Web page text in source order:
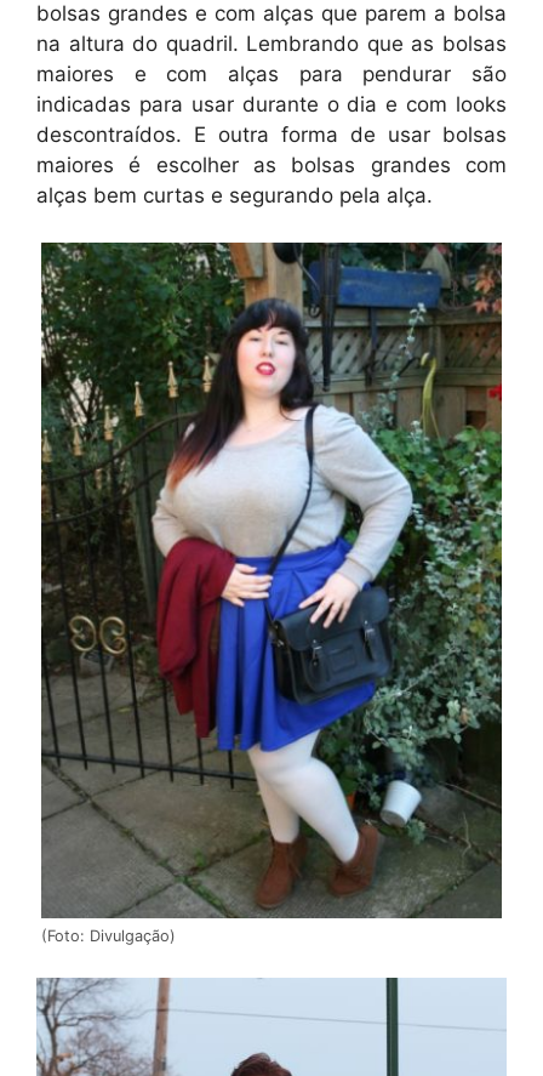
bolsas grandes e com alças que parem a bolsa
na altura do quadril. Lembrando que as bolsas
maiores e com alças para pendurar são
indicadas para usar durante o dia e com looks
descontraídos. E outra forma de usar bolsas
maiores é escolher as bolsas grandes com
alças bem curtas e segurando pela alça.
(Foto: Divulgação)